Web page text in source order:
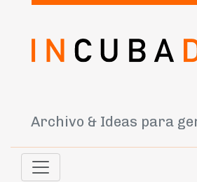
Archivo & Ideas para